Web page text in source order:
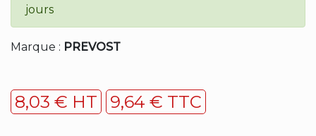
jours
Marque : PREVOST
8,03 € HT 9,64 € TTC